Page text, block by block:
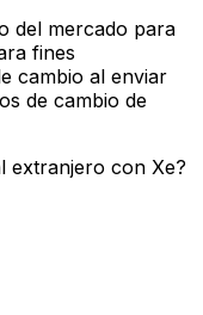
del mercado para
fines
cambio al enviar
de cambio de
extranjero con Xe?